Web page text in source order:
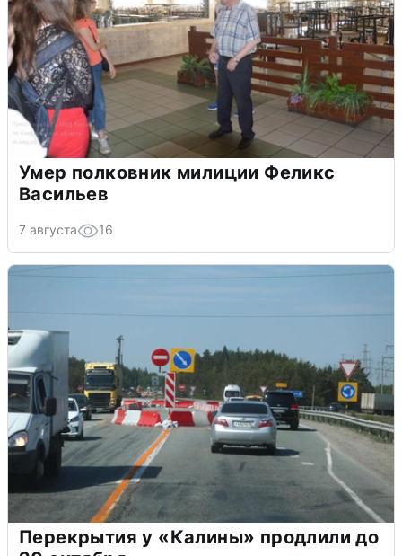
Умер полковник милиции Феликс
Васильев
7 августа 16
Перекрытия у «Калины» продлили до